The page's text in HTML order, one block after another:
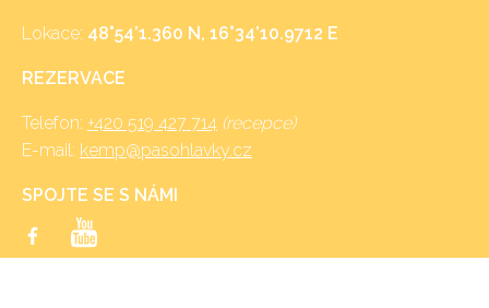
Lokace: 48°54’1.360 N, 16°34’10.9712 E
REZERVACE
Telefon: +420 519 427 714 (recepce)
E-mail: kemp@pasohlavky.cz
SPOJTE SE S NÁMI